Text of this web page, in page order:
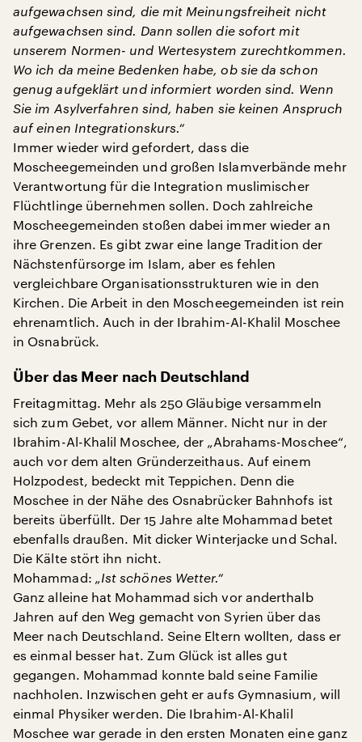
aufgewachsen sind, die mit Meinungsfreiheit nicht
aufgewachsen sind. Dann sollen die sofort mit
unserem Normen- und Wertesystem zurechtkommen.
Wo ich da meine Bedenken habe, ob sie da schon
genug aufgeklärt und informiert worden sind. Wenn
Sie im Asylverfahren sind, haben sie keinen Anspruch
auf einen Integrationskurs.“
Immer wieder wird gefordert, dass die
Moscheegemeinden und großen Islamverbände mehr
Verantwortung für die Integration muslimischer
Flüchtlinge übernehmen sollen. Doch zahlreiche
Moscheegemeinden stoßen dabei immer wieder an
ihre Grenzen. Es gibt zwar eine lange Tradition der
Nächstenfürsorge im Islam, aber es fehlen
vergleichbare Organisationsstrukturen wie in den
Kirchen. Die Arbeit in den Moscheegemeinden ist rein
ehrenamtlich. Auch in der Ibrahim-Al-Khalil Moschee
in Osnabrück.
Über das Meer nach Deutschland
Freitagmittag. Mehr als 250 Gläubige versammeln
sich zum Gebet, vor allem Männer. Nicht nur in der
Ibrahim-Al-Khalil Moschee, der „Abrahams-Moschee“,
auch vor dem alten Gründerzeithaus. Auf einem
Holzpodest, bedeckt mit Teppichen. Denn die
Moschee in der Nähe des Osnabrücker Bahnhofs ist
bereits überfüllt. Der 15 Jahre alte Mohammad betet
ebenfalls draußen. Mit dicker Winterjacke und Schal.
Die Kälte stört ihn nicht.
Mohammad: „Ist schönes Wetter.“
Ganz alleine hat Mohammad sich vor anderthalb
Jahren auf den Weg gemacht von Syrien über das
Meer nach Deutschland. Seine Eltern wollten, dass er
es einmal besser hat. Zum Glück ist alles gut
gegangen. Mohammad konnte bald seine Familie
nachholen. Inzwischen geht er aufs Gymnasium, will
einmal Physiker werden. Die Ibrahim-Al-Khalil
Moschee war gerade in den ersten Monaten eine ganz